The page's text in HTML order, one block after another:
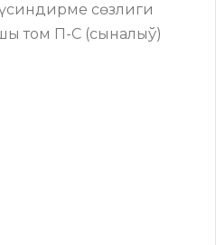
сөзлиги
том П-C (сыналыў)